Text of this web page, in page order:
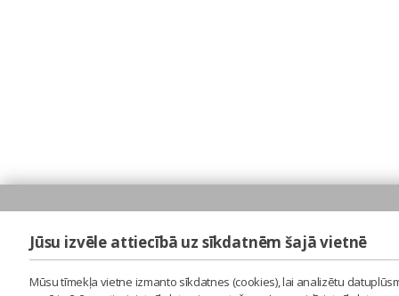
Jūsu izvēle attiecībā uz sīkdatnēm šajā vietnē
Mūsu tīmekļa vietne izmanto sīkdatnes (cookies), lai analizētu